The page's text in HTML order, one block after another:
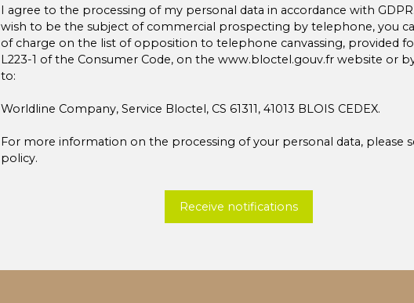
I agree to the processing of my personal data in accordance with
wish to be the subject of commercial prospecting by telephone, you
of charge on the list of opposition to telephone canvassing, provided
L223-1 of the Consumer Code, on the www.bloctel.gouv.fr website or
to:
Worldline Company, Service Bloctel, CS 61311, 41013 BLOIS CEDEX.
For more information on the processing of your personal data, please
policy.
Receive notifications